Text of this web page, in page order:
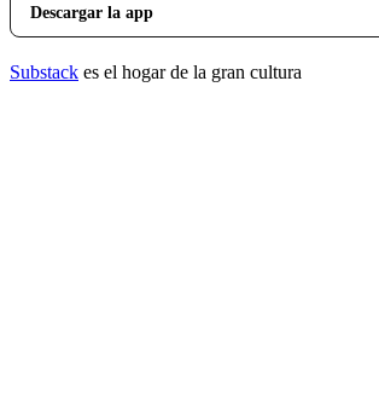
Descargar la app
Substack es el hogar de la gran cultura